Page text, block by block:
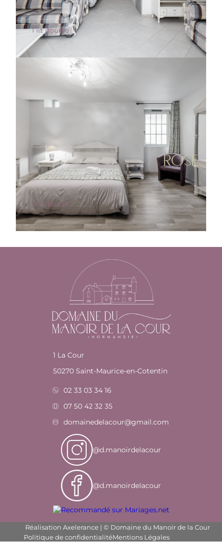
1 lit double
ROSE
1 lit double
1 La Cour
50270 Saint-Maurice-en-Cotentin
02 33 03 34 16
07 50 42 32 35
domainedelacour@gmail.com
@d.manoirdelacour
@d.manoirdelacour
Réalisation Axelerance | © Domaine du Manoir de la Cour
Politique de confidentialitéMentions Légales